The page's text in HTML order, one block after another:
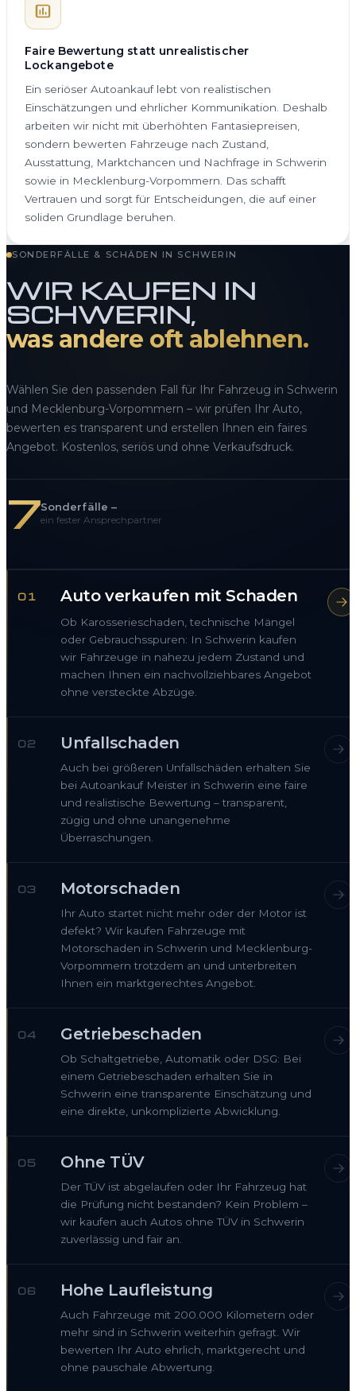
Faire Bewertung statt unrealistischer
Lockangebote
Ein seriöser Autoankauf lebt von realistischen
Einschätzungen und ehrlicher Kommunikation. Deshalb
arbeiten wir nicht mit überhöhten Fantasiepreisen,
sondern bewerten Fahrzeuge nach Zustand,
Ausstattung, Marktchancen und Nachfrage in Schwerin
sowie in Mecklenburg-Vorpommern. Das schafft
Vertrauen und sorgt für Entscheidungen, die auf einer
soliden Grundlage beruhen.
SONDERFÄLLE & SCHÄDEN IN SCHWERIN
WIR KAUFEN IN
SCHWERIN,
was andere oft ablehnen.
Wählen Sie den passenden Fall für Ihr Fahrzeug in Schwerin
und Mecklenburg-Vorpommern – wir prüfen Ihr Auto,
bewerten es transparent und erstellen Ihnen ein faires
Angebot. Kostenlos, seriös und ohne Verkaufsdruck.
7Sonderfälle –
ein fester Ansprechpartner
01 Auto verkaufen mit Schaden
Ob Karosserieschaden, technische Mängel
oder Gebrauchsspuren: In Schwerin kaufen
wir Fahrzeuge in nahezu jedem Zustand und
machen Ihnen ein nachvollziehbares Angebot
ohne versteckte Abzüge.
02 Unfallschaden
Auch bei größeren Unfallschäden erhalten Sie
bei Autoankauf Meister in Schwerin eine faire
und realistische Bewertung – transparent,
zügig und ohne unangenehme
Überraschungen.
03 Motorschaden
Ihr Auto startet nicht mehr oder der Motor ist
defekt? Wir kaufen Fahrzeuge mit
Motorschaden in Schwerin und Mecklenburg-
Vorpommern trotzdem an und unterbreiten
Ihnen ein marktgerechtes Angebot.
04 Getriebeschaden
Ob Schaltgetriebe, Automatik oder DSG: Bei
einem Getriebeschaden erhalten Sie in
Schwerin eine transparente Einschätzung und
eine direkte, unkomplizierte Abwicklung.
05 Ohne TÜV
Der TÜV ist abgelaufen oder Ihr Fahrzeug hat
die Prüfung nicht bestanden? Kein Problem –
wir kaufen auch Autos ohne TÜV in Schwerin
zuverlässig und fair an.
06 Hohe Laufleistung
Auch Fahrzeuge mit 200.000 Kilometern oder
mehr sind in Schwerin weiterhin gefragt. Wir
bewerten Ihr Auto ehrlich, marktgerecht und
ohne pauschale Abwertung.